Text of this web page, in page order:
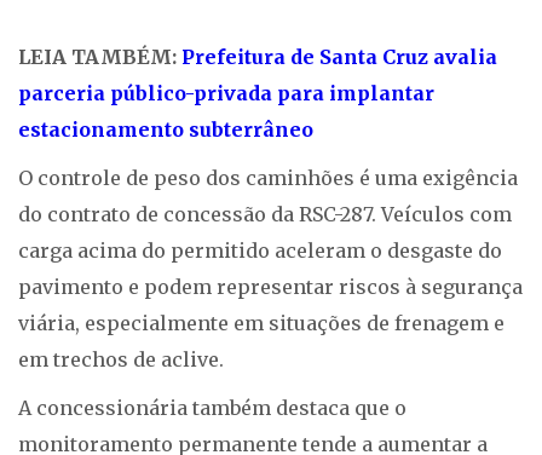
LEIA TAMBÉM: Prefeitura de Santa Cruz avalia
parceria público-privada para implantar
estacionamento subterrâneo
O controle de peso dos caminhões é uma exigência
do contrato de concessão da RSC-287. Veículos com
carga acima do permitido aceleram o desgaste do
pavimento e podem representar riscos à segurança
viária, especialmente em situações de frenagem e
em trechos de aclive.
A concessionária também destaca que o
monitoramento permanente tende a aumentar a